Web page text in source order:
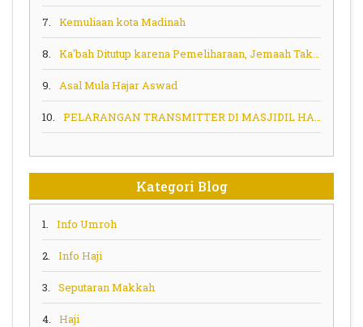
7. Kemuliaan kota Madinah
8. Ka'bah Ditutup karena Pemeliharaan, Jemaah Tak Bisa Sentuh
9. Asal Mula Hajar Aswad
10. PELARANGAN TRANSMITTER DI MASJIDIL HARAM MEKKAH
Kategori Blog
1. Info Umroh
2. Info Haji
3. Seputaran Makkah
4. Haji